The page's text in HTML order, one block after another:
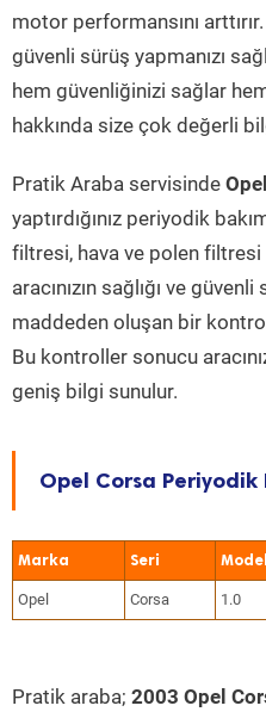
motor performansını
güvenli sürüş yapmanızı
hem güvenliğinizi sağlar
hakkında size çok değerli
Pratik Araba servisinde Opel
yaptırdığınız periyodik
filtresi, hava ve polen filtresi
aracınızın sağlığı ve
maddeden oluşan bir
Bu kontroller sonucu
geniş bilgi sunulur.
Opel Corsa Periyodik
Marka Seri Model
Opel Corsa 1.0
Pratik araba; 2003 Opel